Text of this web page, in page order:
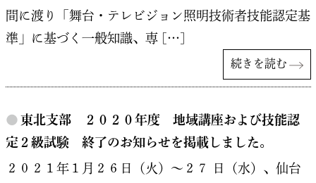
間に渡り「舞台・テレビジョン照明技術者技能認定基
準」に基づく一般知識、専 […]
続きを読む
● 東北支部 ２０２０年度 地域講座および技能認
定２級試験 終了のお知らせを掲載しました。
２０２１年１月２６日（火）～２７ 日（水）、仙台